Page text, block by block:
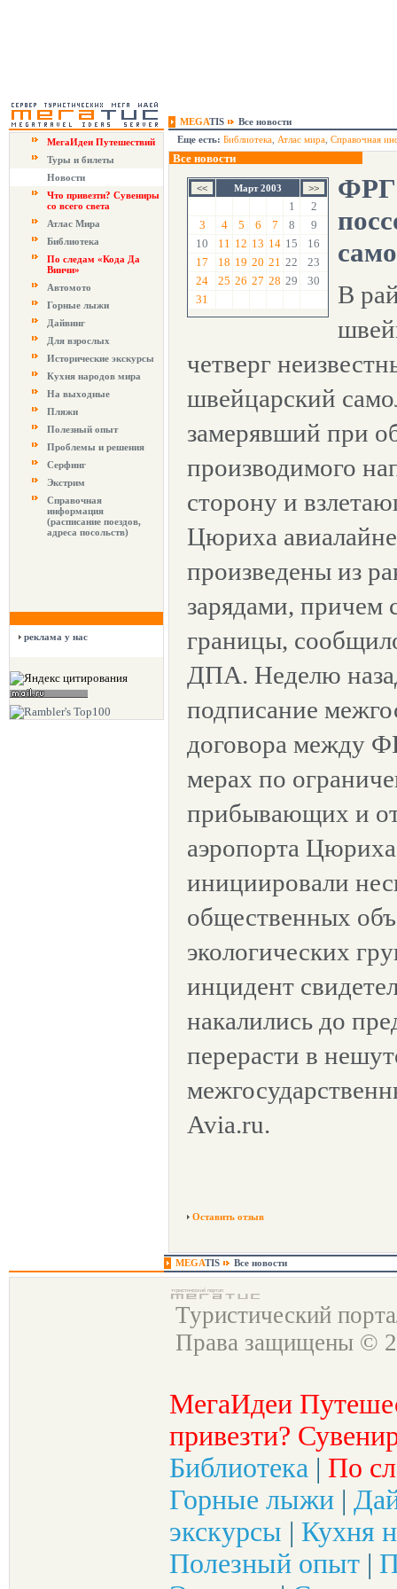
MEGATIS
Все новости
МегаИдеи Путешествий
Туры и билеты
Новости
Что привезти? Сувениры
со всего света
Атлас Мира
Библиотека
По следам «Кода Да
Винчи»
Автомото
Горные лыжи
Дайвинг
Для взрослых
Исторические экскурсы
Кухня народов мира
На выходные
Пляжи
Полезный опыт
Проблемы и решения
Серфинг
Экстрим
Справочная
информация
(расписание поездов,
адреса посольств)
реклама у нас
Еще есть: Библиотека Атлас мира Справочная
Все новости
Март 2003
1
2
3
4 5 6 7 8
9
10
11 12 13 14 15
16
17
18 19 20 21 22
23
24
25 26 27 28 29
30
31
ФРГ
В
четверг
швейцарский
замерявший при
производимого
сторону и
Цюриха
произведены из
зарядами, причем
границы,
ДПА. Неделю
подписание
договора между
мерах по
прибывающих и
аэропорта
инициировали
общественных
экологических
инцидент
накалились до
перерасти в
Avia.ru.
Оставить отзыв
MEGATIS Все новости
Туристический
Права защищены ©
МегаИдеи
привезти?
Библиотека | По
Горные лыжи |
экскурсы | Кухня
Полезный опыт |